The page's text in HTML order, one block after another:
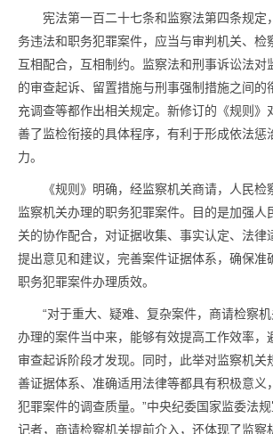
宪法第一百二十七条和监察法第四条规定
务违法和职务犯罪案件，应当与审判机关、检
互相配合，互相制约。监察法和刑事诉讼法对
的审查起诉、留置措施与刑事强制措施之间的
充调查等都作出相关规定。新修订的《规则》
善了监检衔接的具体程序，有利于形成依法惩
力。
《规则》明确，经监察机关商请，人民检
监察机关办理的职务犯罪案件。目的是加强人
关的协作配合，对证据收集、事实认定、法律
提出意见和建议，完善案件证据体系，确保准
职务犯罪案件办理质效。
“对于重大、疑难、复杂案件，商请检察
办理的案件当中来，能够有效提高工作效率，
审查起诉阶段才发现。同时，此举对监察机关
善证据体系、准确适用法律等都具有积极意义
犯罪案件的调查质量。”中央纪委国家监委法
记者，商请检察机关提前介入，还体现了监察